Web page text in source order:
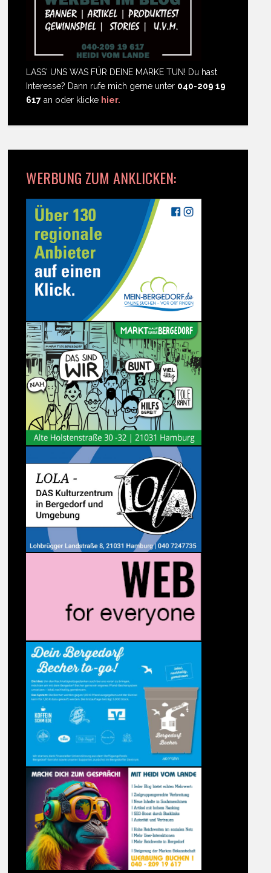
LASS' UNS WAS FÜR DEINE MARKE TUN! Du hast
Interesse? Dann rufe mich gerne unter 040-209 19
617 an oder klicke hier.
WERBUNG ZUM ANKLICKEN: